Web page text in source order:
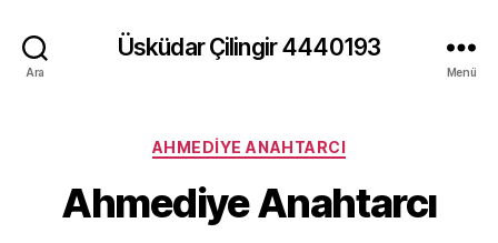
Ara
Üsküdar Çilingir 4440193
Menü
Kategoriler
AHMEDIYE ANAHTARCI
Ahmediye Anahtarcı